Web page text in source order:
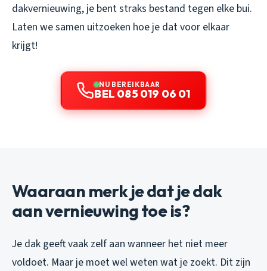
dakvernieuwing, je bent straks bestand tegen elke bui.
Laten we samen uitzoeken hoe je dat voor elkaar
krijgt!
NU BEREIKBAAR
BEL 085 019 06 01
Waaraan merk je dat je dak
aan vernieuwing toe is?
Je dak geeft vaak zelf aan wanneer het niet meer
voldoet. Maar je moet wel weten wat je zoekt. Dit zijn